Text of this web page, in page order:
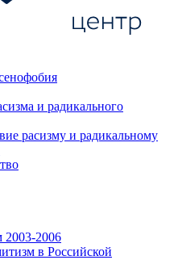
и радикального
расизму и радикальному
2003-2006
в Российской